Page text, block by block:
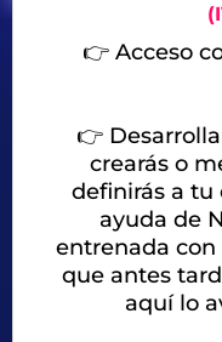
👉 Acceso
👉
crearás o
definirás a tu
ayuda de
entrenada
que antes
aquí lo